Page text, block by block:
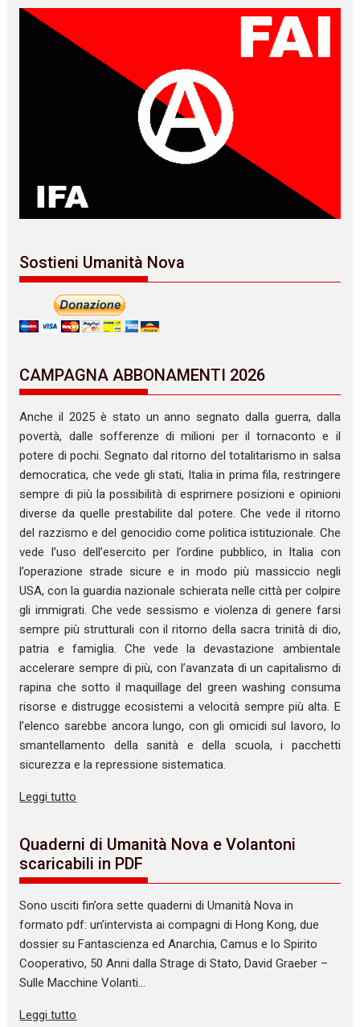
Sostieni Umanità Nova
CAMPAGNA ABBONAMENTI 2026
Anche il 2025 è stato un anno segnato dalla guerra, dalla
povertà, dalle sofferenze di milioni per il tornaconto e il
potere di pochi. Segnato dal ritorno del totalitarismo in salsa
democratica, che vede gli stati, Italia in prima fila, restringere
sempre di più la possibilità di esprimere posizioni e opinioni
diverse da quelle prestabilite dal potere. Che vede il ritorno
del razzismo e del genocidio come politica istituzionale. Che
vede l’uso dell’esercito per l’ordine pubblico, in Italia con
l’operazione strade sicure e in modo più massiccio negli
USA, con la guardia nazionale schierata nelle città per colpire
gli immigrati. Che vede sessismo e violenza di genere farsi
sempre più strutturali con il ritorno della sacra trinità di dio,
patria e famiglia. Che vede la devastazione ambientale
accelerare sempre di più, con l’avanzata di un capitalismo di
rapina che sotto il maquillage del green washing consuma
risorse e distrugge ecosistemi a velocità sempre più alta. E
l’elenco sarebbe ancora lungo, con gli omicidi sul lavoro, lo
smantellamento della sanità e della scuola, i pacchetti
sicurezza e la repressione sistematica.
Leggi tutto
Quaderni di Umanità Nova e Volantoni
scaricabili in PDF
Sono usciti fin’ora sette quaderni di Umanità Nova in
formato pdf: un’intervista ai compagni di Hong Kong, due
dossier su Fantascienza ed Anarchia, Camus e lo Spirito
Cooperativo, 50 Anni dalla Strage di Stato, David Graeber –
Sulle Macchine Volanti…
Leggi tutto